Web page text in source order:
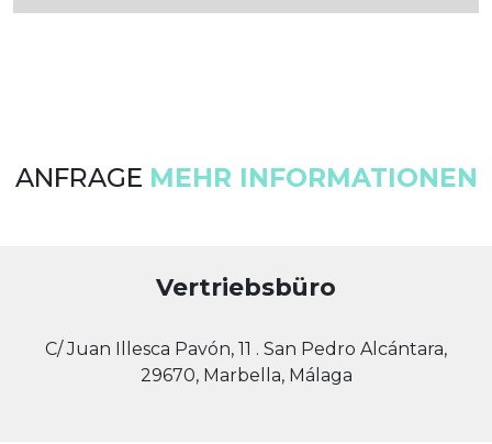
ANFRAGE MEHR INFORMATIONEN
Vertriebsbüro
C/ Juan Illesca Pavón, 11 . San Pedro Alcántara,
29670, Marbella, Málaga